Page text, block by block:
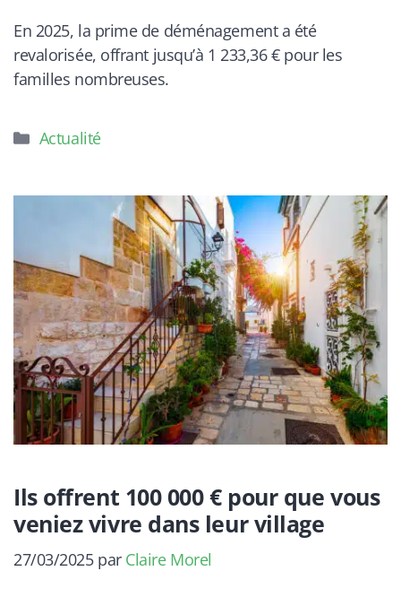
En 2025, la prime de déménagement a été
revalorisée, offrant jusqu’à 1 233,36 € pour les
familles nombreuses.
Catégories
Actualité
Ils offrent 100 000 € pour que vous
veniez vivre dans leur village
27/03/2025 par Claire Morel